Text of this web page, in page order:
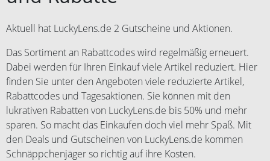
Aktuell hat LuckyLens.de 2 Gutscheine und Aktionen.
Das Sortiment an Rabattcodes wird regelmäßig erneuert.
Dabei werden für Ihren Einkauf viele Artikel reduziert. Hier
finden Sie unter den Angeboten viele reduzierte Artikel,
Rabattcodes und Tagesaktionen. Sie können mit den
lukrativen Rabatten von LuckyLens.de bis 50% und mehr
sparen. So macht das Einkaufen doch viel mehr Spaß. Mit
den Deals und Gutscheinen von LuckyLens.de kommen
Schnäppchenjäger so richtig auf ihre Kosten.